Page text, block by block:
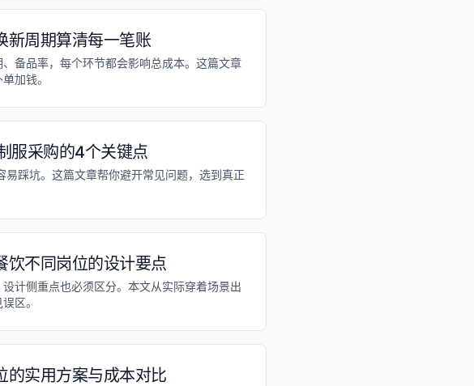
新周期算清每一笔账
备品率，每个环节都会影响总成本。这篇文章
加钱。
服采购的4个关键点
踩坑。这篇文章帮你避开常见问题，选到真正
饮不同岗位的设计要点
计侧重点也必须区分。本文从实际穿着场景出
区。
的实用方案与成本对比